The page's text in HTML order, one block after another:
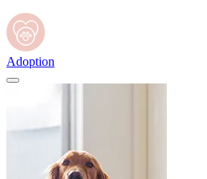
Adoption